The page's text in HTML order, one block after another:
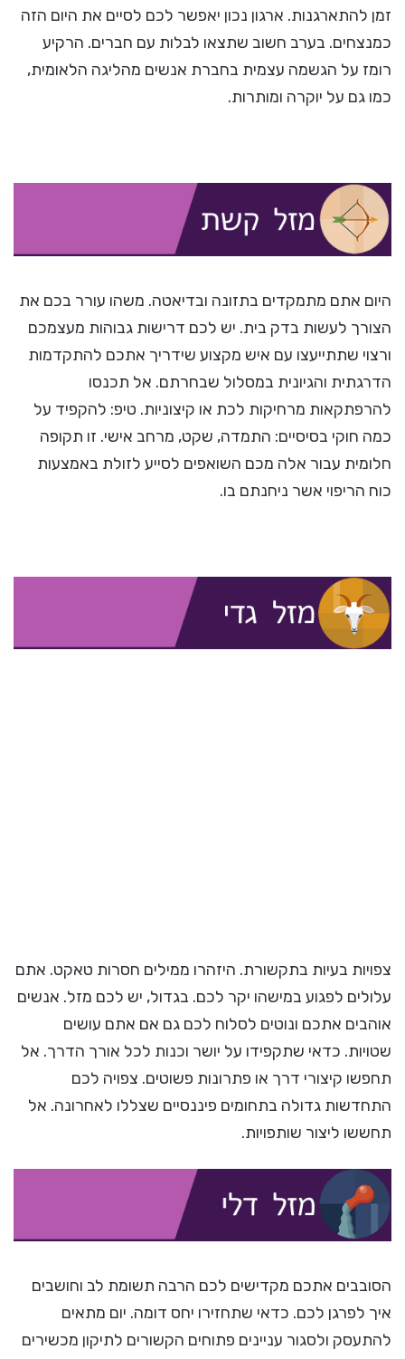
זמן להתארגנות. ארגון נכון יאפשר לכם לסיים את היום הזה
כמנצחים. בערב חשוב שתצאו לבלות עם חברים. הרקיע
רומז על הגשמה עצמית בחברת אנשים מהליגה הלאומית,
כמו גם על יוקרה ומותרות.
היום אתם מתמקדים בתזונה ובדיאטה. משהו עורר בכם את
הצורך לעשות בדק בית. יש לכם דרישות גבוהות מעצמכם
ורצוי שתתייעצו עם איש מקצוע שידריך אתכם להתקדמות
הדרגתית והגיונית במסלול שבחרתם. אל תכנסו
להרפתקאות מרחיקות לכת או קיצוניות. טיפ: להקפיד על
כמה חוקי בסיסיים: התמדה, שקט, מרחב אישי. זו תקופה
חלומית עבור אלה מכם השואפים לסייע לזולת באמצעות
כוח הריפוי אשר ניחנתם בו.
צפויות בעיות בתקשורת. היזהרו ממילים חסרות טאקט. אתם
עלולים לפגוע במישהו יקר לכם. בגדול, יש לכם מזל. אנשים
אוהבים אתכם ונוטים לסלוח לכם גם אם אתם עושים
שטויות. כדאי שתקפידו על יושר וכנות לכל אורך הדרך. אל
תחפשו קיצורי דרך או פתרונות פשוטים. צפויה לכם
התחדשות גדולה בתחומים פיננסיים שצללו לאחרונה. אל
תחששו ליצור שותפויות.
הסובבים אתכם מקדישים לכם הרבה תשומת לב וחושבים
איך לפרגן לכם. כדאי שתחזירו יחס דומה. יום מתאים
להתעסק ולסגור עניינים פתוחים הקשורים לתיקון מכשירים